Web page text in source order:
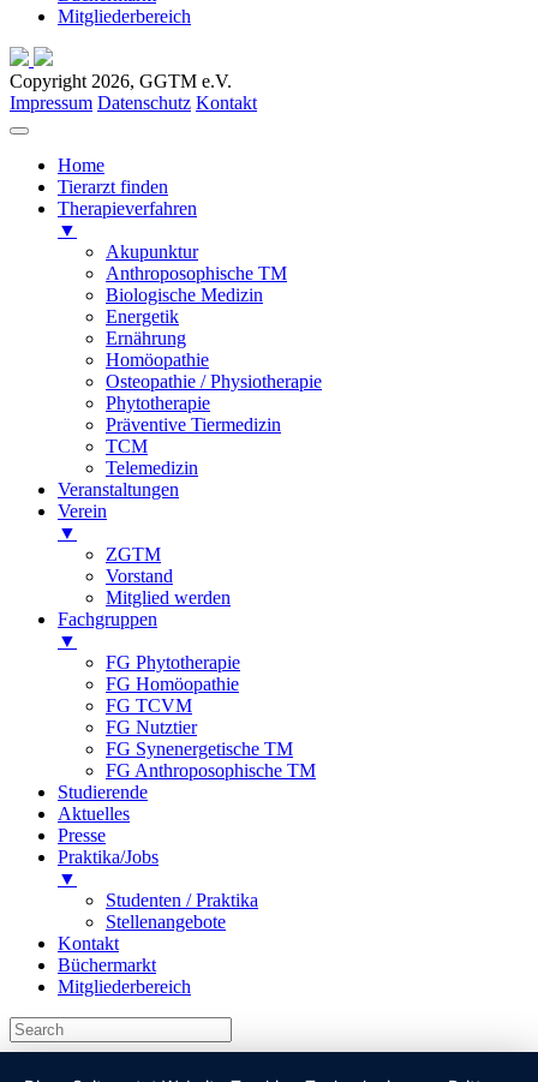
Mitgliederbereich
Copyright 2026, GGTM e.V.
Impressum Datenschutz Kontakt
Home
Tierarzt finden
Therapieverfahren
▼
Akupunktur
Anthroposophische TM
Biologische Medizin
Energetik
Ernährung
Homöopathie
Osteopathie / Physiotherapie
Phytotherapie
Präventive Tiermedizin
TCM
Telemedizin
Veranstaltungen
Verein
▼
ZGTM
Vorstand
Mitglied werden
Fachgruppen
▼
FG Phytotherapie
FG Homöopathie
FG TCVM
FG Nutztier
FG Synenergetische TM
FG Anthroposophische TM
Studierende
Aktuelles
Presse
Praktika/Jobs
▼
Studenten / Praktika
Stellenangebote
Kontakt
Büchermarkt
Mitgliederbereich